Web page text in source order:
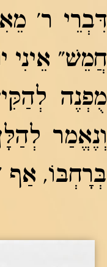
דִּבְרֵי ר'
חֲמֵשׁ" אֵינִי
מֻפְנֶה
וְנֶאֱמַר
בְּרָחְבּוֹ, אַף